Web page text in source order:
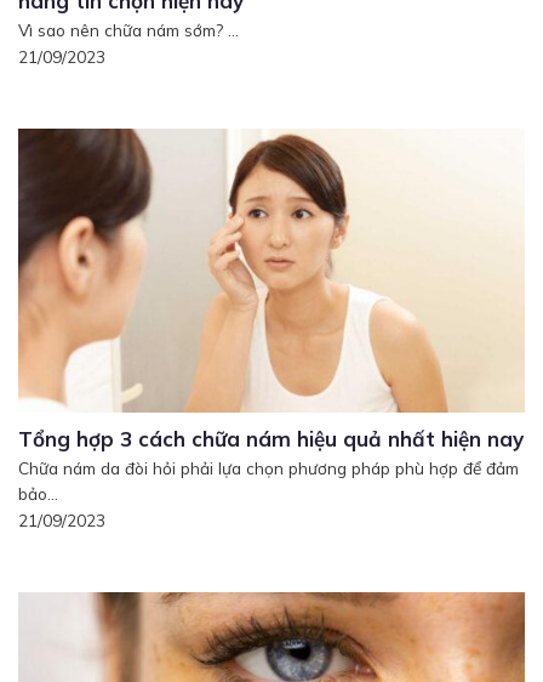
Vì sao nên chữa nám sớm? ...
21/09/2023
Tổng hợp 3 cách chữa nám hiệu quả nhất hiện nay
Chữa nám da đòi hỏi phải lựa chọn phương pháp phù hợp để đảm
bảo...
21/09/2023